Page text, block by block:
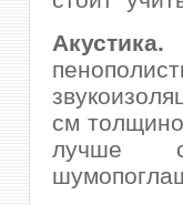
Акустика.
см
лучше